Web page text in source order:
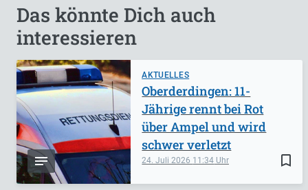
Das könnte Dich auch
interessieren
AKTUELLES
bookmark_border
24. Juli 2026 11:34
Oberderdingen: 11-
Jährige rennt bei Rot
über Ampel und wird
schwer verletzt